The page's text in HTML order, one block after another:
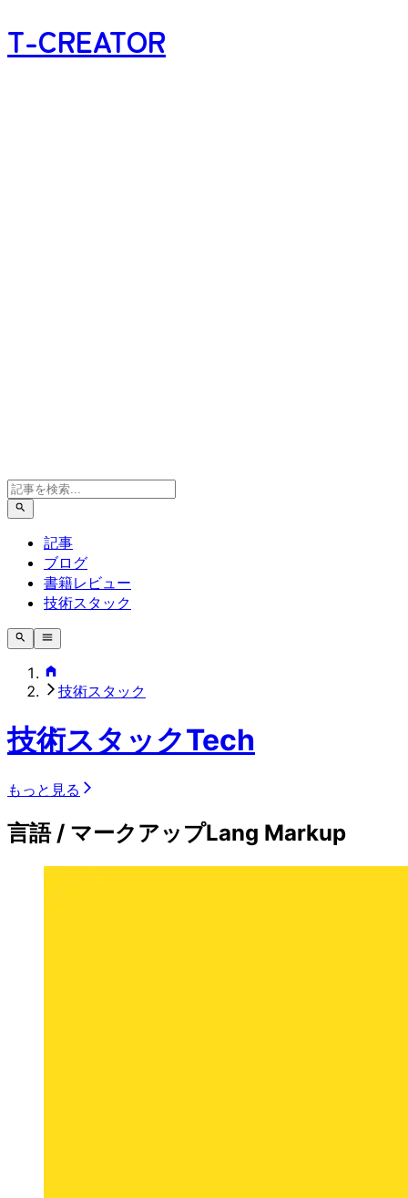
T-CREATOR
記事
ブログ
書籍レビュー
技術スタック
技術スタック
技術スタックTech
もっと見る
言語 / マークアップLang Markup